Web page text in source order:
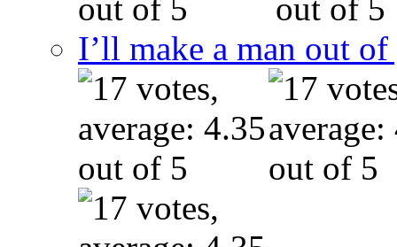
I’ll make a man out